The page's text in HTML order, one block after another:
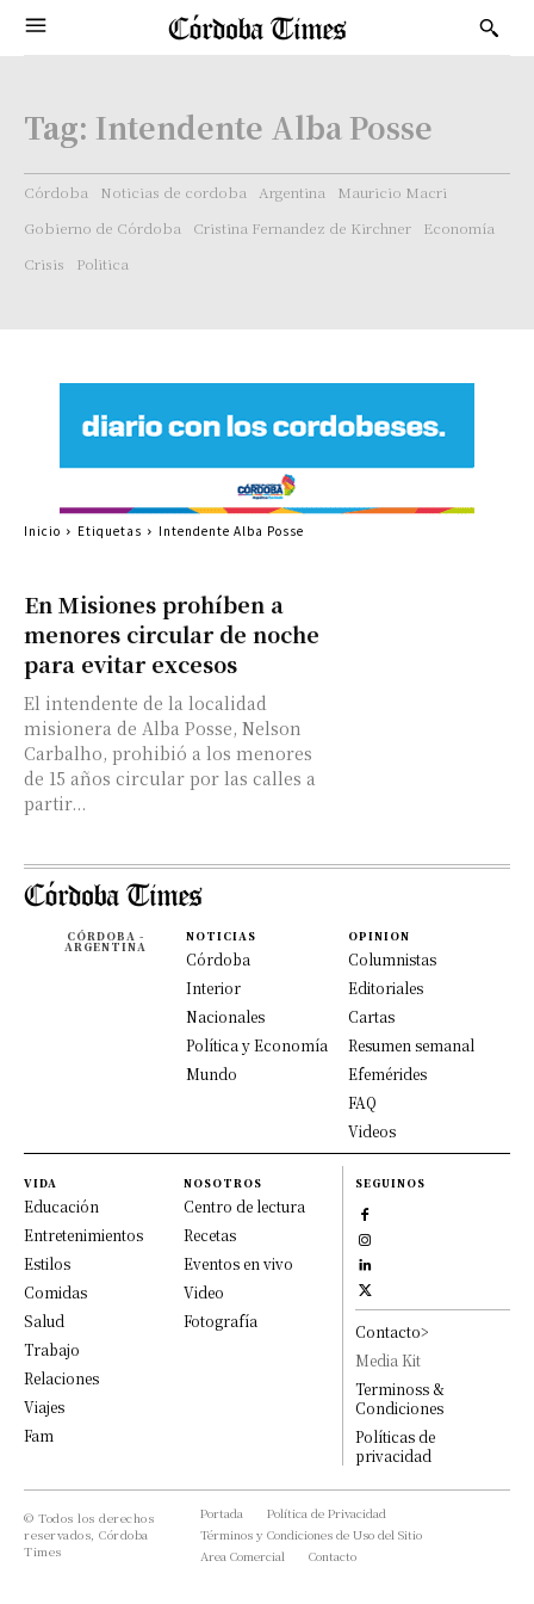
Tag: Intendente Alba Posse
Córdoba Noticias de cordoba Argentina
Mauricio Macri
Gobierno de Córdoba
Cristina Fernandez de Kirchner
Economía
Crisis
Politica
En Misiones prohíben a
menores circular de noche
para evitar excesos
El intendente de la localidad
misionera de Alba Posse, Nelson
Carbalho, prohibió a los menores
de 15 años circular por las calles a
partir...
Inicio Etiquetas Intendente Alba Posse
CÓRDOBA -
ARGENTINA
NOTICIAS
Córdoba
Interior
Nacionales
Política y Economía
Mundo
OPINION
Columnistas
Editoriales
Cartas
Resumen semanal
Efemérides
FAQ
Videos
VIDA
Educación
Entretenimientos
Estilos
Comidas
Salud
Trabajo
Relaciones
Viajes
Fam
NOSOTROS
Centro de lectura
Recetas
Eventos en vivo
Video
Fotografía
SEGUINOS
Contacto>
Media Kit
Terminoss &
Condiciones
Políticas de
privacidad
© Todos los derechos
reservados, Córdoba
Times
Portada
Política de Privacidad
Términos y Condiciones de Uso del Sitio
Area Comercial
Contacto